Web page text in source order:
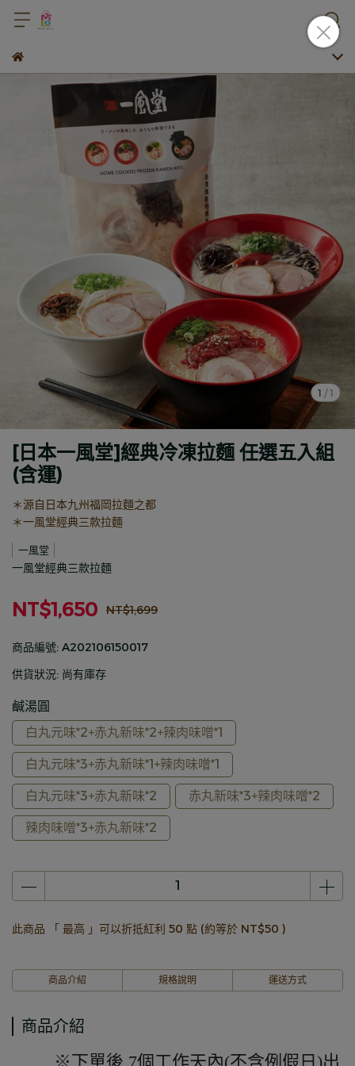
1 /1
[日本一風堂]經典冷凍拉麵 任選五入組
(含運)
＊源自日本九州福岡拉麵之都
＊一風堂經典三款拉麵
一風堂
一風堂經典三款拉麵
NT$1,650 NT$1,699
商品編號: A202106150017
供貨狀況: 尚有庫存
鹹湯圓
白丸元味*2+赤丸新味*2+辣肉味噌*1
白丸元味*3+赤丸新味*1+辣肉味噌*1
白丸元味*3+赤丸新味*2 赤丸新味*3+辣肉味噌*2
辣肉味噌*3+赤丸新味*2
此商品 「 最高 」可以折抵紅利 50 點 (約等於 NT$50 )
商品介紹 規格說明 運送方式
商品介紹
※下單後 7個工作天內(不含例假日)出